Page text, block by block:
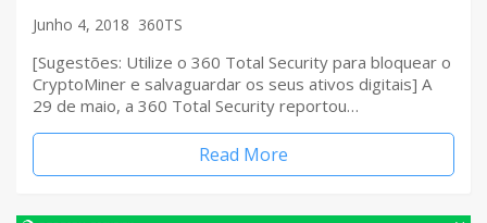
Junho 4, 2018 360TS
[Sugestões: Utilize o 360 Total Security para bloquear o
CryptoMiner e salvaguardar os seus ativos digitais] A
29 de maio, a 360 Total Security reportou…
Read More